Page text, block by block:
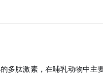
多肽激素，在哺乳动物中主